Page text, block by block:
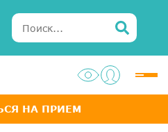
НА ПРИЕМ
Услуги